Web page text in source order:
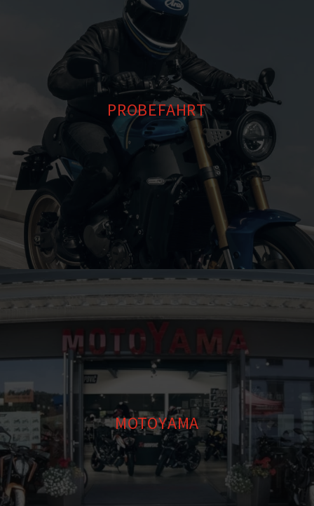
PROBEFAHRT
MOTOYAMA